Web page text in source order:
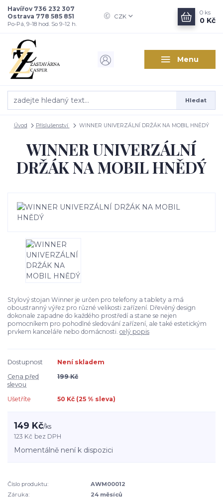
Menu
CZK
Hledat
Havířov 736 232 307
Ostrava 778 585 851
Po-Pá, 9-18 hod. So 9-12 h.
0 ks
0 Kč
Úvod Příslušenství WINNER UNIVERZÁLNÍ DRŽÁK NA MOBIL HNĚDÝ
WINNER UNIVERZÁLNÍ
DRŽÁK NA MOBIL HNĚDÝ
Stylový stojan Winner je určen pro telefony a tablety a má
oboustranný výřez pro různé velikosti zařízení. Dřevěný design
dokonale zapadne do každého prostředí a stane se nejen
pomocníkem pro pohodlné sledování zařízení, ale také estetickým
prvkem kanceláře nebo domácnosti. celý popis
Dostupnost
Není skladem
Cena před
slevou
199 Kč
Ušetříte 50 Kč (25 % sleva)
149 Kč/ks
123 Kč bez DPH
Momentálně není k dispozici
Číslo produktu:
AWM00012
Záruka:
24 měsíců